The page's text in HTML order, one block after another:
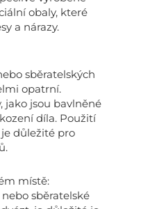
obaly, které
a nárazy.
sběratelských
opatrní.
jako jsou bavlněné
díla. Použití
důležité pro
místě:
sběratelské